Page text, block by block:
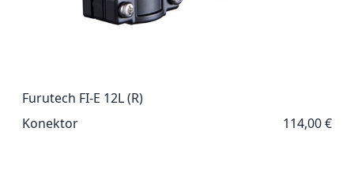
Furutech FI-E 12L (R)
Konektor
114,00 €